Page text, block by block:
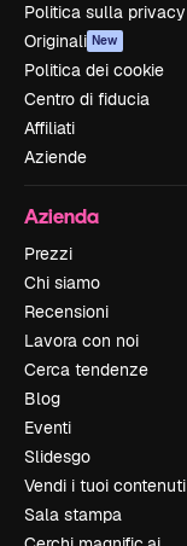
Politica sulla privacy
Originali New
Politica dei cookie
Centro di fiducia
Affiliati
Aziende
Azienda
Prezzi
Chi siamo
Recensioni
Lavora con noi
Cerca tendenze
Blog
Eventi
Slidesgo
Vendi i tuoi contenuti
Sala stampa